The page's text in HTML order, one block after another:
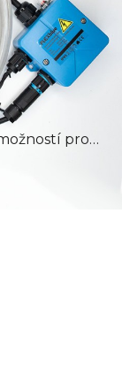
SET LED stavební osvětlení 3 m s možností prodloužení LED ...